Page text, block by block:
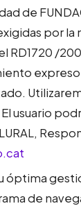
de
por
/
usuario
óptima
de